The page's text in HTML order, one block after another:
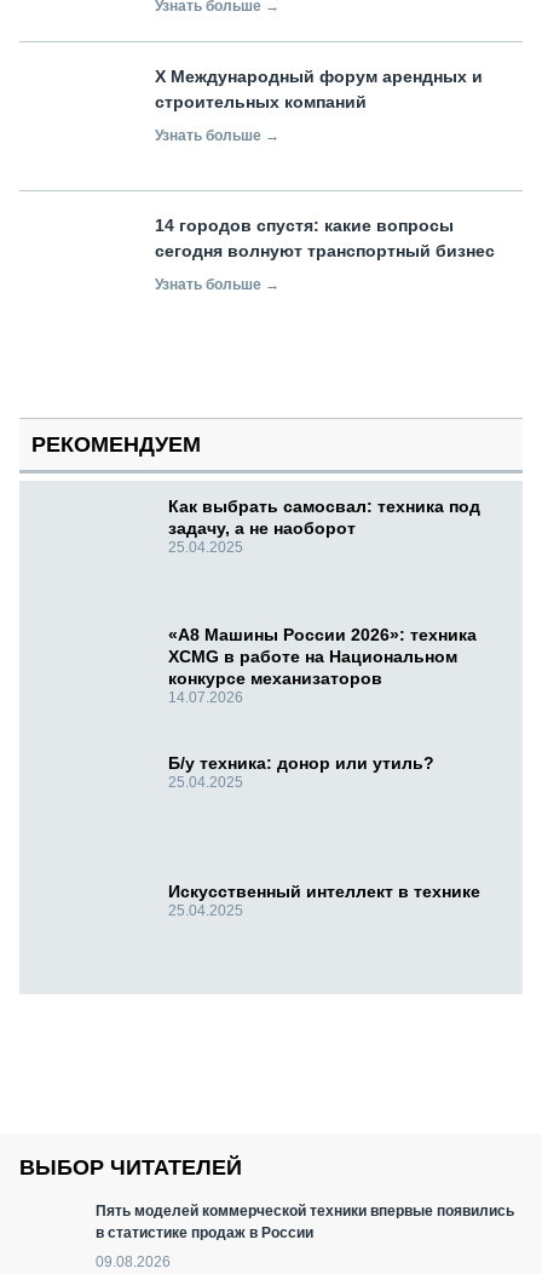
Узнать больше →
X Международный форум арендных и
строительных компаний
Узнать больше →
14 городов спустя: какие вопросы
сегодня волнуют транспортный бизнес
Узнать больше →
РЕКОМЕНДУЕМ
Как выбрать самосвал: техника под
задачу, а не наоборот
25.04.2025
«А8 Машины России 2026»: техника
XCMG в работе на Национальном
конкурсе механизаторов
14.07.2026
Б/у техника: донор или утиль?
25.04.2025
Искусственный интеллект в технике
25.04.2025
ВЫБОР ЧИТАТЕЛЕЙ
Пять моделей коммерческой техники впервые появились
в статистике продаж в России
09.08.2026